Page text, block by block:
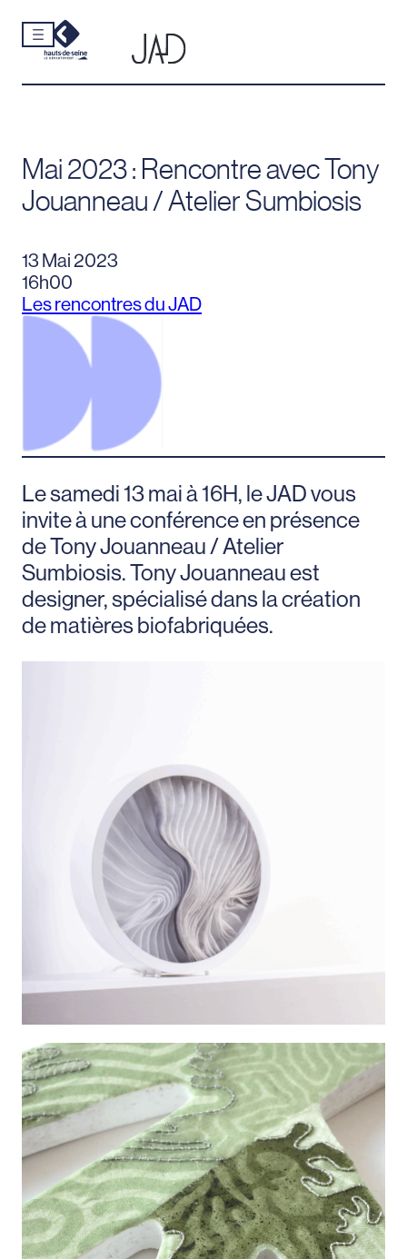
Aller
contenu
Mai 2023 : Rencontre avec Tony
Jouanneau / Atelier Sumbiosis
13 Mai 2023
16h00
Les rencontres du JAD
Le samedi 13 mai à 16H, le JAD vous
invite à une conférence en présence
de Tony Jouanneau / Atelier
Sumbiosis. Tony Jouanneau est
designer, spécialisé dans la création
de matières biofabriquées.